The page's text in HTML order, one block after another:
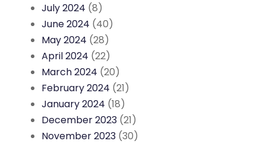
July 2024 (8)
June 2024 (40)
May 2024 (28)
April 2024 (22)
March 2024 (20)
February 2024 (21)
January 2024 (18)
December 2023 (21)
November 2023 (30)